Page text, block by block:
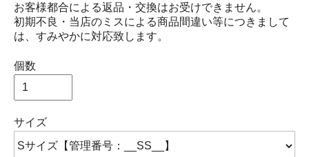
お客様都合による返品・交換はお受けできません。
初期不良・当店のミスによる商品間違い等につきまして
は、すみやかに対応致します。
個数
サイズ